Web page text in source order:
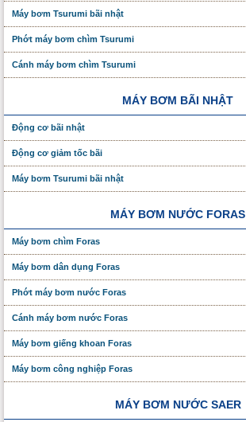
Máy bơm Tsurumi bãi nhật
Phớt máy bơm chìm Tsurumi
Cánh máy bơm chìm Tsurumi
MÁY BƠM BÃI NHẬT
Động cơ bãi nhật
Động cơ giảm tốc bãi
Máy bơm Tsurumi bãi nhật
MÁY BƠM NƯỚC FORAS
Máy bơm chìm Foras
Máy bơm dân dụng Foras
Phớt máy bơm nước Foras
Cánh máy bơm nước Foras
Máy bơm giếng khoan Foras
Máy bơm công nghiệp Foras
MÁY BƠM NƯỚC SAER